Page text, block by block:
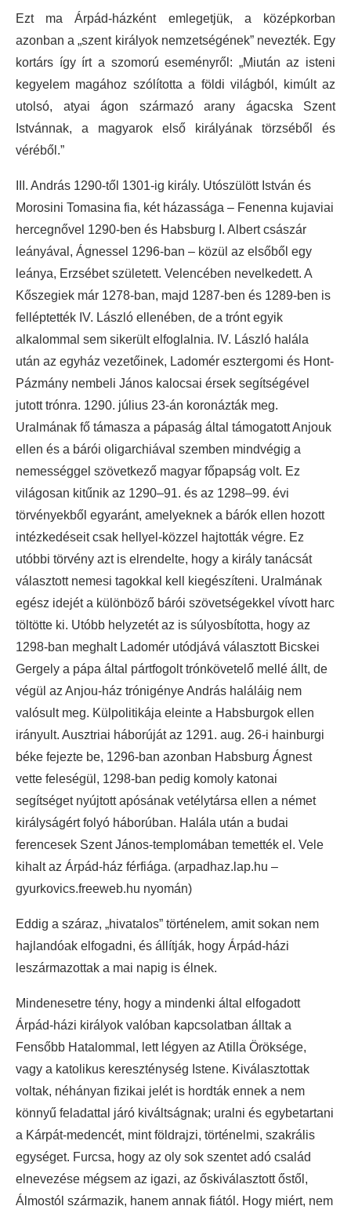
Ezt ma Árpád-házként emlegetjük, a középkorban
azonban a „szent királyok nemzetségének” nevezték. Egy
kortárs így írt a szomorú eseményről: „Miután az isteni
kegyelem magához szólította a földi világból, kimúlt az
utolsó, atyai ágon származó arany ágacska Szent
Istvánnak, a magyarok első királyának törzséből és
véréből.”
III. András 1290-től 1301-ig király. Utószülött István és
Morosini Tomasina fia, két házassága – Fenenna kujaviai
hercegnővel 1290-ben és Habsburg I. Albert császár
leányával, Ágnessel 1296-ban – közül az elsőből egy
leánya, Erzsébet született. Velencében nevelkedett. A
Kőszegiek már 1278-ban, majd 1287-ben és 1289-ben is
felléptették IV. László ellenében, de a trónt egyik
alkalommal sem sikerült elfoglalnia. IV. László halála
után az egyház vezetőinek, Ladomér esztergomi és Hont-
Pázmány nembeli János kalocsai érsek segítségével
jutott trónra. 1290. július 23-án koronázták meg.
Uralmának fő támasza a pápaság által támogatott Anjouk
ellen és a bárói oligarchiával szemben mindvégig a
nemességgel szövetkező magyar főpapság volt. Ez
világosan kitűnik az 1290–91. és az 1298–99. évi
törvényekből egyaránt, amelyeknek a bárók ellen hozott
intézkedéseit csak hellyel-közzel hajtották végre. Ez
utóbbi törvény azt is elrendelte, hogy a király tanácsát
választott nemesi tagokkal kell kiegészíteni. Uralmának
egész idejét a különböző bárói szövetségekkel vívott harc
töltötte ki. Utóbb helyzetét az is súlyosbította, hogy az
1298-ban meghalt Ladomér utódjává választott Bicskei
Gergely a pápa által pártfogolt trónkövetelő mellé állt, de
végül az Anjou-ház trónigénye András haláláig nem
valósult meg. Külpolitikája eleinte a Habsburgok ellen
irányult. Ausztriai háborúját az 1291. aug. 26-i hainburgi
béke fejezte be, 1296-ban azonban Habsburg Ágnest
vette feleségül, 1298-ban pedig komoly katonai
segítséget nyújtott apósának vetélytársa ellen a német
királyságért folyó háborúban. Halála után a budai
ferencesek Szent János-templomában temették el. Vele
kihalt az Árpád-ház férfiága. (arpadhaz.lap.hu –
gyurkovics.freeweb.hu nyomán)
Eddig a száraz, „hivatalos” történelem, amit sokan nem
hajlandóak elfogadni, és állítják, hogy Árpád-házi
leszármazottak a mai napig is élnek.
Mindenesetre tény, hogy a mindenki által elfogadott
Árpád-házi királyok valóban kapcsolatban álltak a
Fensőbb Hatalommal, lett légyen az Atilla Öröksége,
vagy a katolikus kereszténység Istene. Kiválasztottak
voltak, néhányan fizikai jelét is hordták ennek a nem
könnyű feladattal járó kiváltságnak; uralni és egybetartani
a Kárpát-medencét, mint földrajzi, történelmi, szakrális
egységet. Furcsa, hogy az oly sok szentet adó család
elnevezése mégsem az igazi, az őskiválasztott őstől,
Álmostól származik, hanem annak fiától. Hogy miért, nem